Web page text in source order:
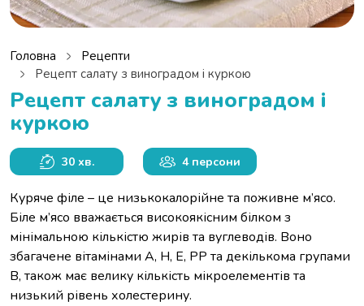
Головна
Рецепти
Рецепт салату з виноградом і куркою
Рецепт салату з виноградом і
куркою
30 хв. 4 персони
Куряче філе – це низькокалорійне та поживне м’ясо.
Біле м’ясо вважається високоякісним білком з
мінімальною кількістю жирів та вуглеводів. Воно
збагачене вітамінами А, Н, Е, РР та декількома групами
В, також має велику кількість мікроелементів та
низький рівень холестерину.